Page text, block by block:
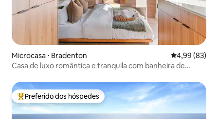
Microcasa ⋅ Bradenton 4,99 de uma
4,99 (83)
Casa de luxo romântica e tranquila com banheira de
Entre os melhores preferidos dos hóspedes
Preferido dos hóspedes